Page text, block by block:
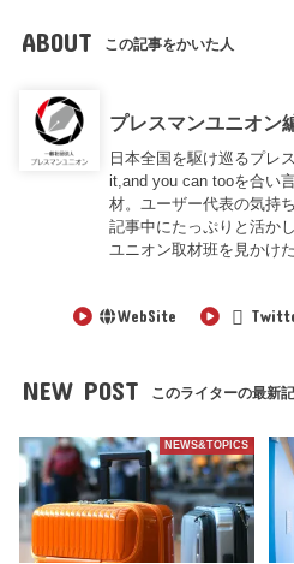
ABOUT この記事をかいた人
プレスマンユニオン
日本全国を駆け巡るプレ
it,and you can tooを合い
材。ユーザー代表の気持
記事中にたっぷりと活か
ユニオン取材班を見かけ
WebSite
NEW POST このライターの最新
NEWS&TOPICS